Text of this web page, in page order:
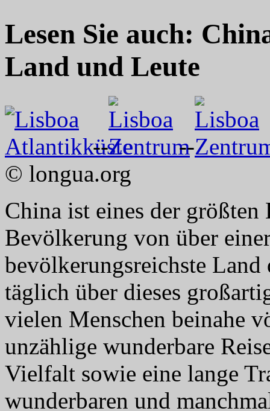
Lesen Sie auch:
Land und Leute
--
--
© longua.org
China ist eines der
Bevölkerung von über
bevölkerungsreichste
täglich über dieses
vielen Menschen beinahe
unzählige wunderbare
Vielfalt sowie eine lange
wunderbaren und